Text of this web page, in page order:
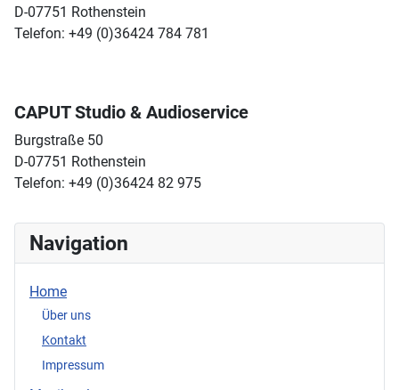
D-07751 Rothenstein
Telefon: +49 (0)36424 784 781
CAPUT Studio & Audioservice
Burgstraße 50
D-07751 Rothenstein
Telefon: +49 (0)36424 82 975
Navigation
Home
Über uns
Kontakt
Impressum